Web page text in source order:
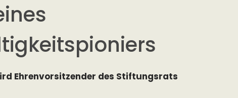
Ehrenvorsitzender des Stiftungsrats